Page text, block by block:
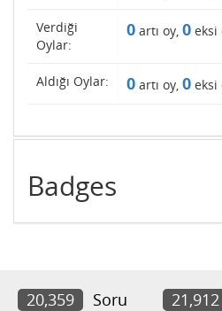
Verdiği
Oylar:
0 artı oy, 0 eksi
Aldığı Oylar: 0 artı oy, 0 eksi
Badges
20,359 Soru 21,912